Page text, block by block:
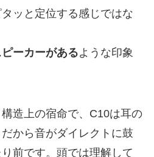
ッと定位する感じではな
ーカーがあるような印象
造上の宿命で、C10は耳の
から音がダイレクトに鼓
前です。頭では理解して